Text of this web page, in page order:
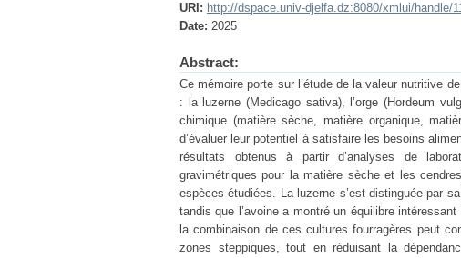
URI: http://dspace.univ-djelfa.dz:8080/xmlui/handle/
Date: 2025
Abstract:
Ce mémoire porte sur l’étude de la valeur nutritive
: la luzerne (Medicago sativa), l’orge (Hordeum
chimique (matière sèche, matière organique,
d’évaluer leur potentiel à satisfaire les besoins
résultats obtenus à partir d’analyses de
gravimétriques pour la matière sèche et les
espèces étudiées. La luzerne s’est distinguée par
tandis que l’avoine a montré un équilibre
la combinaison de ces cultures fourragères peut
zones steppiques, tout en réduisant la